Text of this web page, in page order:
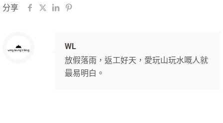
分享
WL
放假落雨，返工好天，愛玩山玩水嘅人就
最易明白。